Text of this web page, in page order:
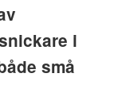
i
små